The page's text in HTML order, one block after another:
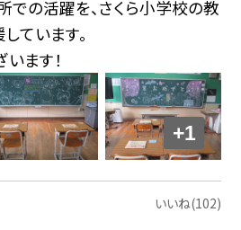
での活躍を、さくら小学校の教
ています。
ます！
+1
いいね(102)